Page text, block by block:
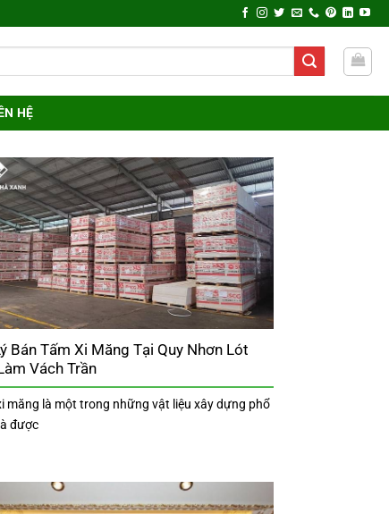
HỆ
Bán Tấm Xi Măng Tại Quy Nhơn Lót
Vách Trần
măng là một trong những vật liệu xây dựng phổ
được